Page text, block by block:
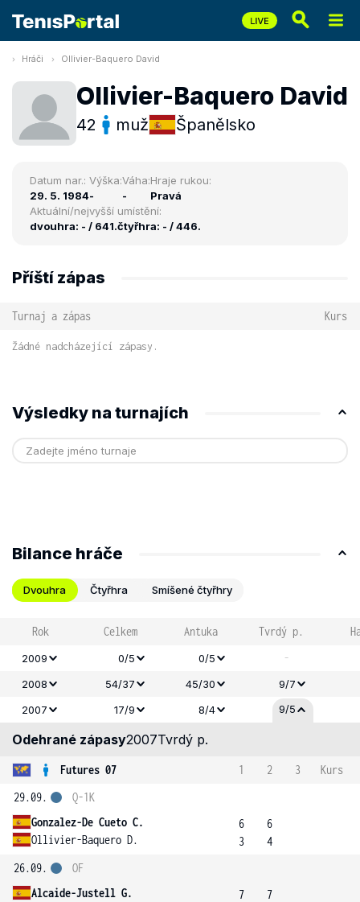
Hráči Ollivier-Baquero David
Ollivier-Baquero David
42 muž Španělsko
Datum nar.:
29. 5. 1984
Výška:
-
Váha:
-
Hraje rukou:
Pravá
Aktuální/nejvyšší umístění:
dvouhra: - / 641.čtyřhra: - / 446.
Příští zápas
Turnaj a zápas Kurs
Žádné nadcházející zápasy.
Výsledky na turnajích
Bilance hráče
Dvouhra Čtyřhra Smíšené čtyřhry
Rok Celkem Antuka Tvrdý p.
2009 0/5 0/5 -
2008 54/37 45/30
9/7
2007
17/9 8/4 9/5
Odehrané zápasy2007Tvrdý p.
Futures 07 1 2 3
Kurs
29.09.
Gonzalez-De Cueto C.
Ollivier-Baquero D.
Q-1K
6
3
6
4
26.09.
Alcaide-Justell G.
OF
7
7